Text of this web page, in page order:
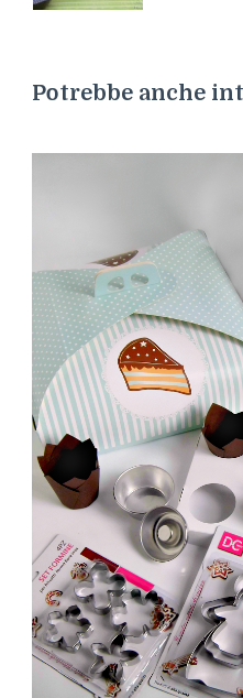
Potrebbe anche